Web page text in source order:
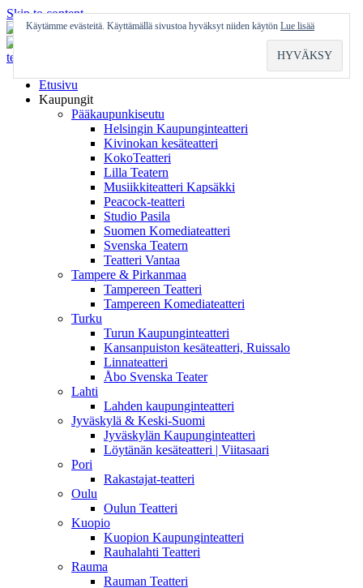
Skip to content
Etusivu
Kaupungit
Pääkaupunkiseutu
Helsingin Kaupunginteatteri
Kivinokan kesäteatteri
KokoTeatteri
Lilla Teatern
Musiikkiteatteri Kapsäkki
Peacock-teatteri
Studio Pasila
Suomen Komediateatteri
Svenska Teatern
Teatteri Vantaa
Tampere & Pirkanmaa
Tampereen Teatteri
Tampereen Komediateatteri
Turku
Turun Kaupunginteatteri
Kansanpuiston kesäteatteri, Ruissalo
Linnateatteri
Åbo Svenska Teater
Lahti
Lahden kaupunginteatteri
Jyväskylä & Keski-Suomi
Jyväskylän Kaupunginteatteri
Löytänän kesäteatteri | Viitasaari
Pori
Rakastajat-teatteri
Oulu
Oulun Teatteri
Kuopio
Kuopion Kaupunginteatteri
Rauhalahti Teatteri
Rauma
Rauman Teatteri
Käytämme evästeitä. Käyttämällä sivustoa hyväksyt niiden käytön Lue lisää